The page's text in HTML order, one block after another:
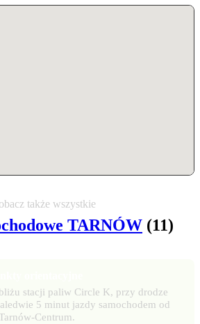
także wszystkie
TARNÓW (11)
stacji paliw Circle K, przy drodze
5 minut jazdy samochodem od
Centrum.